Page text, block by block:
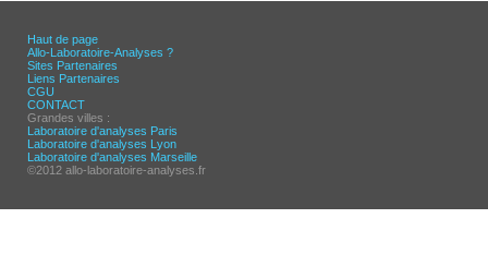
Haut de page
Allo-Laboratoire-Analyses ?
Sites Partenaires
Liens Partenaires
CGU
CONTACT
Grandes villes :
Laboratoire d'analyses Paris
Laboratoire d'analyses Lyon
Laboratoire d'analyses Marseille
©2012 allo-laboratoire-analyses.fr